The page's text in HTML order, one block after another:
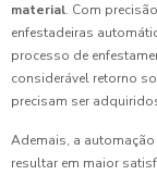
material. Com
enfestadeiras
processo de
considerável retorno
precisam ser
Ademais, a
resultar em maior